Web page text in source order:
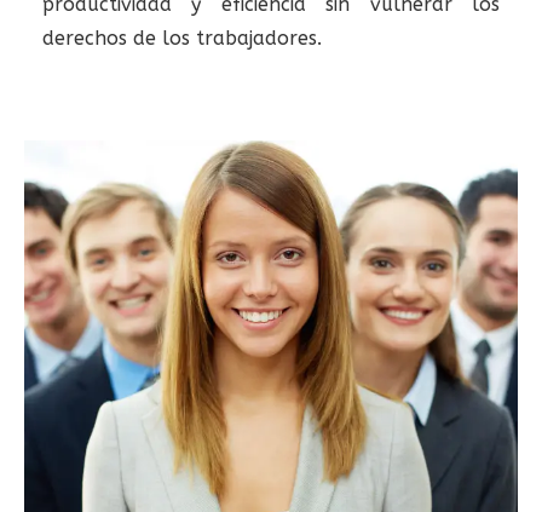
derechos de los trabajadores.